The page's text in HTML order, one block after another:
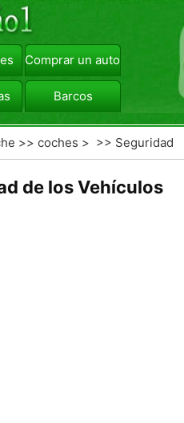
Comprar un automóvil
Barcos
>>coches > >> Seguridad
de los Vehículos